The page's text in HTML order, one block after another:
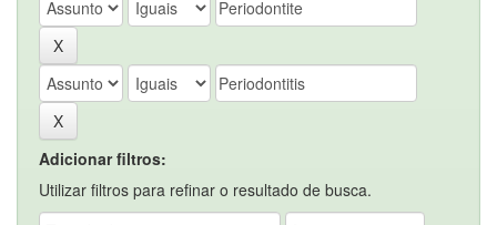
Adicionar filtros:
Utilizar filtros para refinar o resultado de busca.